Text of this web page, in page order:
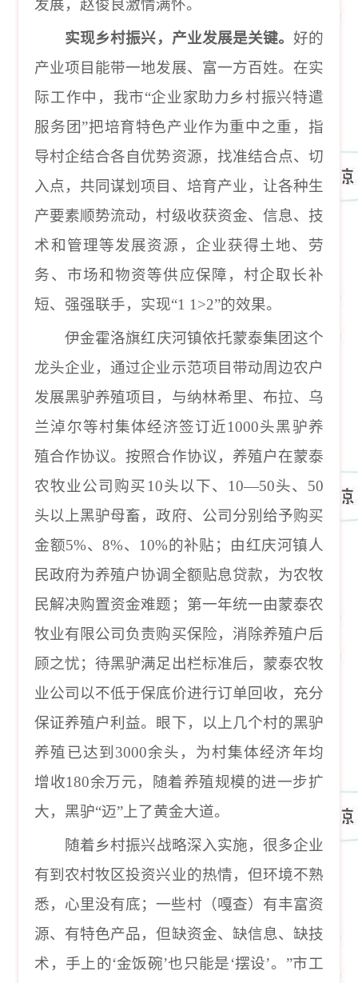
发展，赵俊良激情满怀。
实现乡村振兴，产业发展是关键。 好的
产业项目能带一地发展、富一方百姓。在实
际工作中，我市“企业家助力乡村振兴特遣
服务团”把培育特色产业作为重中之重，指
导村企结合各自优势资源，找准结合点、切
入点，共同谋划项目、培育产业，让各种生
产要素顺势流动，村级收获资金、信息、技
术和管理等发展资源，企业获得土地、劳
务、市场和物资等供应保障，村企取长补
短、强强联手，实现“1 1>2”的效果。
伊金霍洛旗红庆河镇依托蒙泰集团这个
龙头企业，通过企业示范项目带动周边农户
发展黑驴养殖项目，与纳林希里、布拉、乌
兰淖尔等村集体经济签订近1000头黑驴养
殖合作协议。按照合作协议，养殖户在蒙泰
农牧业公司购买10头以下、 10—50头、 50
头以上黑驴母畜，政府、公司分别给予购买
金额5%、8%、 10%的补贴；由红庆河镇人
民政府为养殖户协调全额贴息贷款，为农牧
民解决购置资金难题；第一年统一由蒙泰农
牧业有限公司负责购买保险，消除养殖户后
顾之忧；待黑驴满足出栏标准后，蒙泰农牧
业公司以不低于保底价进行订单回收，充分
保证养殖户利益。眼下，以上几个村的黑驴
养殖已达到 3000余头，为村集体经济年均
增收180余万元，随着养殖规模的进一步扩
大，黑驴“迈”上了黄金大道。
随着乡村振兴战略深入实施，很多企业
有到农村牧区投资兴业的热情，但环境不熟
悉，心里没有底；一些村（嘎查）有丰富资
源、有特色产品，但缺资金、缺信息、缺技
术，手上的‘金饭碗’也只能是‘摆设’。 ”市工